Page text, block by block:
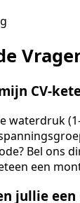
CV-
waterdruk
Bel ons
een
jullie een